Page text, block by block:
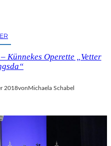
Künnekes Operette „Vetter
2018von Michaela Schabel